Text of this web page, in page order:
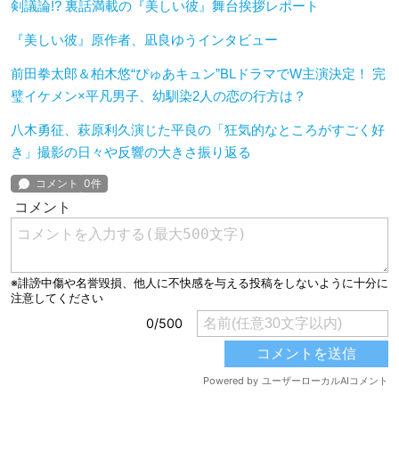
剣議論!? 裏話満載の『美しい彼』舞台挨拶レポート
『美しい彼』原作者、凪良ゆうインタビュー
前田拳太郎＆柏木悠“ぴゅあキュン”BLドラマでW主演決定！ 完
璧イケメン×平凡男子、幼馴染2人の恋の行方は？
八木勇征、萩原利久演じた平良の「狂気的なところがすごく好
き」撮影の日々や反響の大きさ振り返る